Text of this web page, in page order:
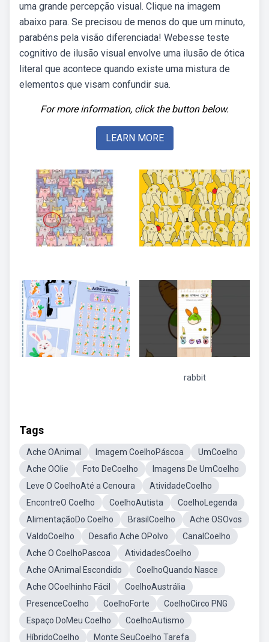
uma grande percepção visual. Clique na imagem
abaixo para. Se precisou de menos do que um minuto,
parabéns pela visão diferenciada! Webesse teste
cognitivo de ilusão visual envolve uma ilusão de ótica
literal que acontece quando existe uma mistura de
elementos que visam confundir sua.
For more information, click the button below.
LEARN MORE
rabbit
Tags
Ache OAnimal Imagem CoelhoPáscoa
UmCoelho
Ache OOlie
Foto DeCoelho
Imagens De UmCoelho
Leve O CoelhoAté a Cenoura
AtividadeCoelho
EncontreO Coelho
CoelhoAutista
CoelhoLegenda
AlimentaçãoDo Coelho
BrasilCoelho
Ache OSOvos
ValdoCoelho
Desafio Ache OPolvo
CanalCoelho
Ache O CoelhoPascoa
AtividadesCoelho
Ache OAnimal Escondido
CoelhoQuando Nasce
Ache OCoelhinho Fácil
CoelhoAustrália
PresenceCoelho
CoelhoForte
CoelhoCirco PNG
Espaço DoMeu Coelho
CoelhoAutismo
HíbridoCoelho
Monte SeuCoelho Tarefa